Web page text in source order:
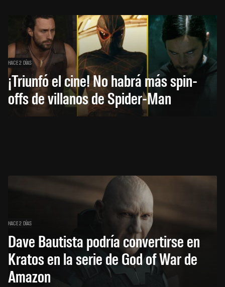
HACE 2 DÍAS
¡Triunfó el cine! No habrá más spin-
offs de villanos de Spider-Man
HACE 2 DÍAS
Dave Bautista podría convertirse en
Kratos en la serie de God of War de
Amazon